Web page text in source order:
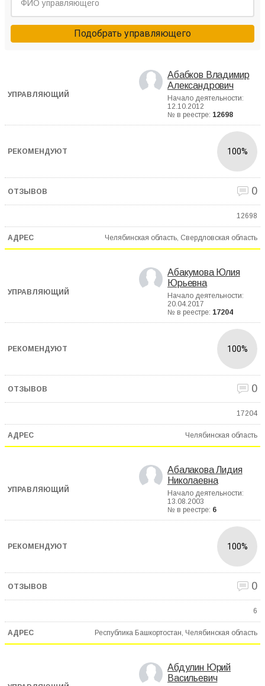
Подобрать управляющего
Абабков Владимир
Александрович
Начало деятельности:
12.10.2012
№ в реестре: 12698
100%
0
12698
Челябинская область, Свердловская область
Абакумова Юлия
Юрьевна
Начало деятельности:
20.04.2017
№ в реестре: 17204
100%
0
17204
Челябинская область
Абалакова Лидия
Николаевна
Начало деятельности:
13.08.2003
№ в реестре: 6
100%
0
6
Республика Башкортостан, Челябинская область
Абдулин Юрий
Васильевич